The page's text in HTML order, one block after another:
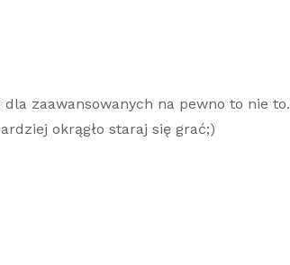
zaawansowanych na pewno to nie to.
okrągło staraj się grać;)